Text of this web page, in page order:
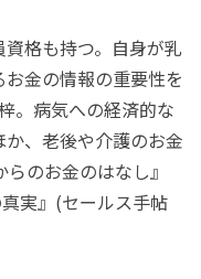
格も持つ。自身が乳
金の情報の重要性を
。病気への経済的な
、老後や介護のお金
のお金のはなし』
実』(セールス手帖